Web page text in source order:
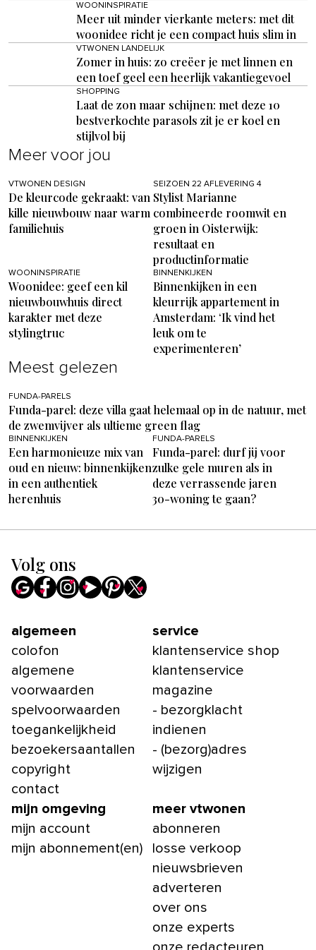
WOONINSPIRATIE
Meer uit minder vierkante meters: met dit
woonidee richt je een compact huis slim in
VTWONEN LANDELIJK
Zomer in huis: zo creëer je met linnen en
een toef geel een heerlijk vakantiegevoel
SHOPPING
Laat de zon maar schijnen: met deze 10
bestverkochte parasols zit je er koel en
stijlvol bij
Meer voor jou
VTWONEN DESIGN
De kleurcode gekraakt: van
kille nieuwbouw naar warm
familiehuis
SEIZOEN 22 AFLEVERING 4
Stylist Marianne
combineerde roomwit en
groen in Oisterwijk:
resultaat en
productinformatie
WOONINSPIRATIE
Woonidee: geef een kil
nieuwbouwhuis direct
karakter met deze
stylingtruc
BINNENKIJKEN
Binnenkijken in een
kleurrijk appartement in
Amsterdam: ‘Ik vind het
leuk om te
experimenteren’
Meest gelezen
FUNDA-PARELS
Funda-parel: deze villa gaat helemaal op in de natuur, met
de zwemvijver als ultieme green flag
BINNENKIJKEN
Een harmonieuze mix van
oud en nieuw: binnenkijken
in een authentiek
herenhuis
FUNDA-PARELS
Funda-parel: durf jij voor
zulke gele muren als in
deze verrassende jaren
30-woning te gaan?
Volg ons
algemeen
colofon
algemene
voorwaarden
spelvoorwaarden
toegankelijkheid
bezoekersaantallen
copyright
contact
service
klantenservice shop
klantenservice
magazine
- bezorgklacht
indienen
- (bezorg)adres
wijzigen
mijn omgeving
mijn account
mijn abonnement(en)
meer vtwonen
abonneren
losse verkoop
nieuwsbrieven
adverteren
over ons
onze experts
onze redacteuren